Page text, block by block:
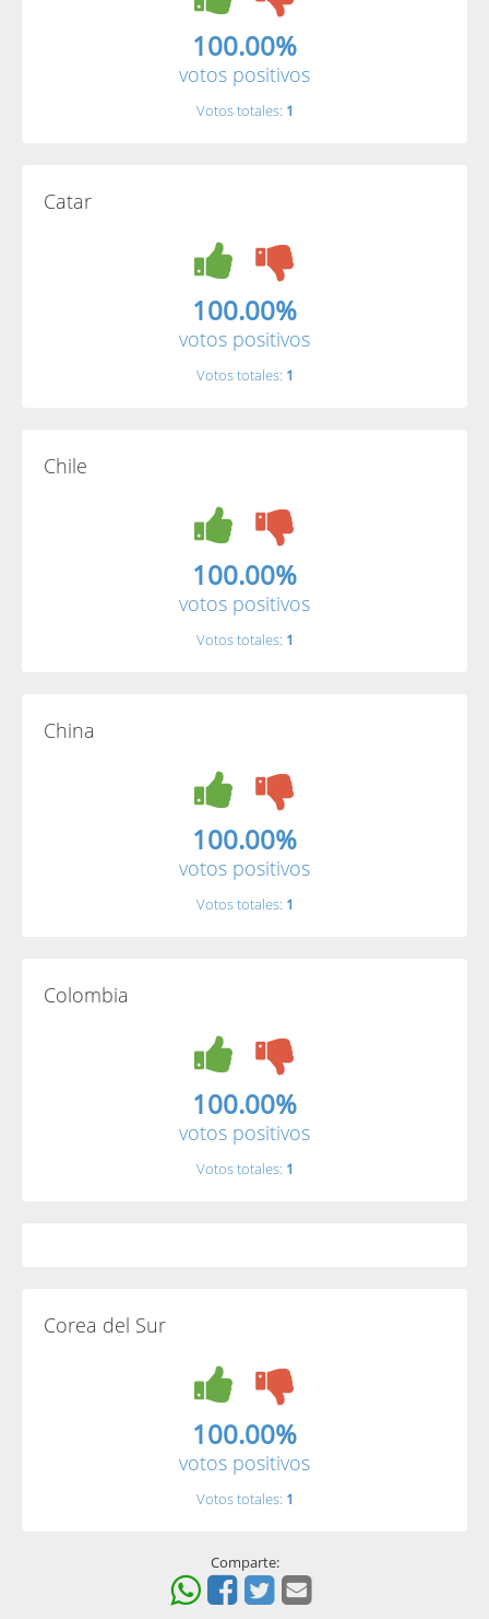
100.00%
votos positivos
Votos totales: 1
Catar
100.00%
votos positivos
Votos totales: 1
Chile
100.00%
votos positivos
Votos totales: 1
China
100.00%
votos positivos
Votos totales: 1
Colombia
100.00%
votos positivos
Votos totales: 1
Corea del Sur
100.00%
votos positivos
Votos totales: 1
Comparte: